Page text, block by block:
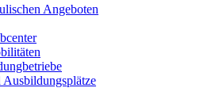
Angeboten